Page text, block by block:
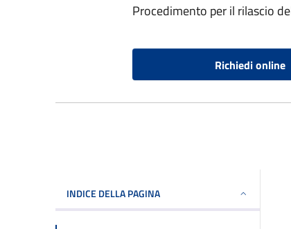
Procedimento per il rilascio
Richiedi online
INDICE DELLA PAGINA